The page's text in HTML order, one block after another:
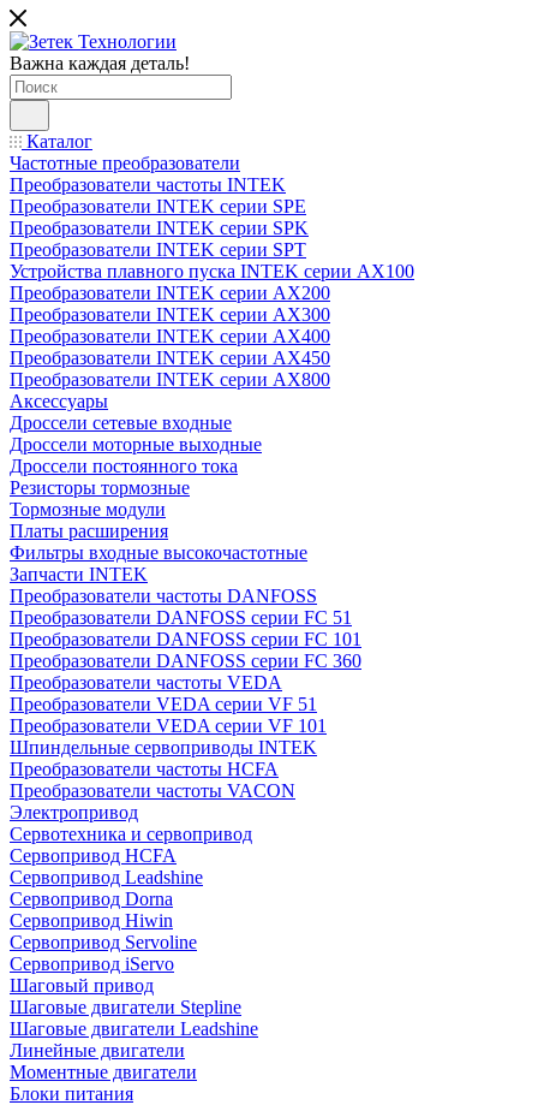
Важна каждая деталь!
Каталог
Частотные преобразователи
Преобразователи частоты INTEK
Преобразователи INTEK серии SPE
Преобразователи INTEK серии SPK
Преобразователи INTEK серии SPT
Устройства плавного пуска INTEK серии AX100
Преобразователи INTEK серии AX200
Преобразователи INTEK серии AX300
Преобразователи INTEK серии AX400
Преобразователи INTEK серии AX450
Преобразователи INTEK серии AX800
Аксессуары
Дроссели сетевые входные
Дроссели моторные выходные
Дроссели постоянного тока
Резисторы тормозные
Тормозные модули
Платы расширения
Фильтры входные высокочастотные
Запчасти INTEK
Преобразователи частоты DANFOSS
Преобразователи DANFOSS серии FC 51
Преобразователи DANFOSS серии FC 101
Преобразователи DANFOSS серии FC 360
Преобразователи частоты VEDA
Преобразователи VEDA серии VF 51
Преобразователи VEDA серии VF 101
Шпиндельные сервоприводы INTEK
Преобразователи частоты HCFA
Преобразователи частоты VACON
Электропривод
Сервотехника и сервопривод
Сервопривод HCFA
Сервопривод Leadshine
Сервопривод Dorna
Сервопривод Hiwin
Сервопривод Servoline
Сервопривод iServo
Шаговый привод
Шаговые двигатели Stepline
Шаговые двигатели Leadshine
Линейные двигатели
Моментные двигатели
Блоки питания